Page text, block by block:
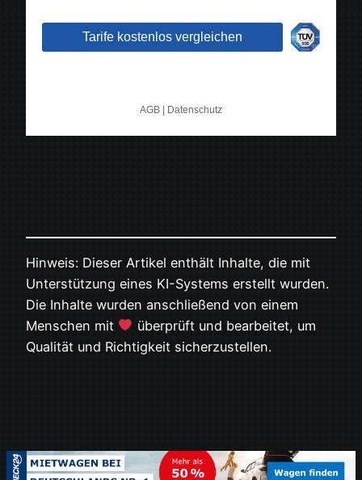
Hinweis: Dieser Artikel enthält Inhalte, die mit
Unterstützung eines KI-Systems erstellt wurden.
Die Inhalte wurden anschließend von einem
Menschen mit
überprüft und bearbeitet, um
Qualität und Richtigkeit sicherzustellen.